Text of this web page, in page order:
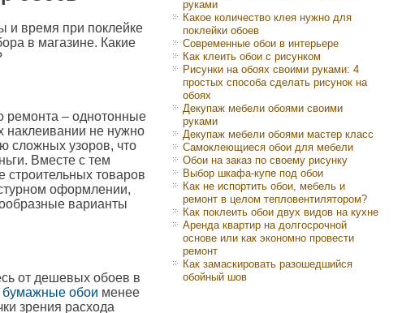
и время при поклейке
в магазине. Какие
ремонта – однотонные
наклеивании не нужно
сложных узоров, что
Вместе с тем
строительных товаров
оформлении,
варианты
от дешевых обоев в
бумажные обои менее
зрения расхода
руками
Какое количество клея нужно для
поклейки обоев
Современные обои в интерьере
Как клеить обои с рисунком
Рисунки на обоях своими руками: 4
простых способа сделать рисунок на
обоях
Декупаж мебели обоями своими
руками
Декупаж мебели обоями мастер класс
Самоклеющиеся обои для мебели
Обои на заказ по своему рисунку
Выбор шкафа-купе под обои
Как не испортить обои, мебель и
ремонт в целом тепловентилятором?
Как поклеить обои двух видов на кухне
Аренда квартир на долгосрочной
основе или как экономно провести
ремонт
Как замаскировать разошедшийся
обойный шов